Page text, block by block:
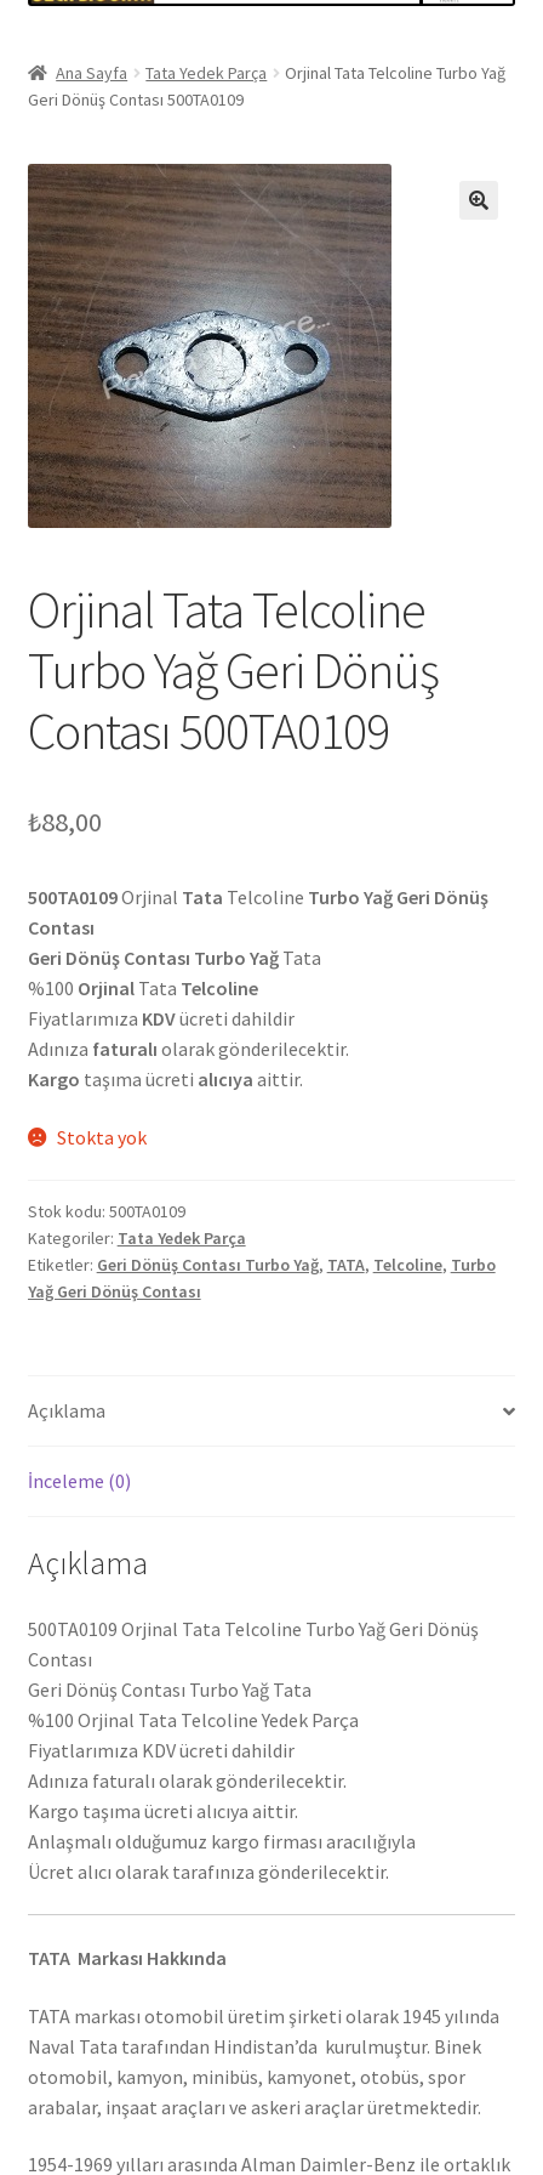
Ana Sayfa Tata Yedek Parça
Orjinal Tata Telcoline Turbo Yağ
Geri Dönüş Contası 500TA0109
Orjinal Tata Telcoline
Turbo Yağ Geri Dönüş
Contası 500TA0109
₺88,00
500TA0109Orjinal Tata Telcoline Turbo Yağ Geri Dönüş
Contası
Geri Dönüş Contası Turbo YağTata
%100 OrjinalTata Telcoline
Fiyatlarımıza KDVücreti dahildir
Adınıza faturalı olarak gönderilecektir.
Kargo taşıma ücreti alıcıya aittir.
Stokta yok
Stok kodu: 500TA0109
Kategoriler: Tata Yedek Parça
Etiketler: Geri Dönüş Contası Turbo Yağ, TATA, Telcoline, Turbo
Yağ Geri Dönüş Contası
Açıklama
İnceleme (0)
Açıklama
500TA0109 Orjinal Tata Telcoline Turbo Yağ Geri Dönüş
Contası
Geri Dönüş Contası Turbo Yağ Tata
%100 Orjinal Tata Telcoline Yedek Parça
Fiyatlarımıza KDV ücreti dahildir
Adınıza faturalı olarak gönderilecektir.
Kargo taşıma ücreti alıcıya aittir.
Anlaşmalı olduğumuz kargo firması aracılığıyla
Ücret alıcı olarak tarafınıza gönderilecektir.
TATA Markası Hakkında
TATA markası otomobil üretim şirketi olarak 1945 yılında
Naval Tata tarafından Hindistan’da kurulmuştur. Binek
otomobil, kamyon, minibüs, kamyonet, otobüs, spor
arabalar, inşaat araçları ve askeri araçlar üretmektedir.
1954-1969 yılları arasında Alman Daimler-Benz ile ortaklık